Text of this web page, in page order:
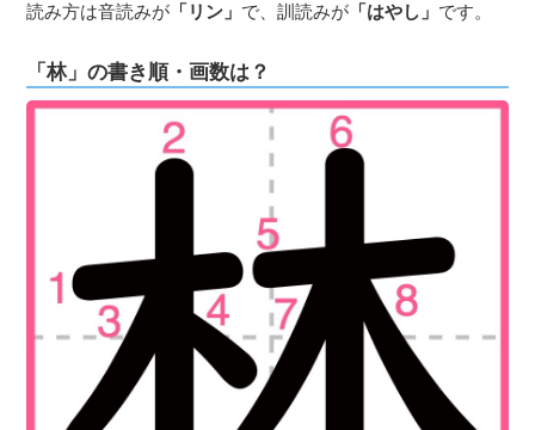
読み方は音読みが 「リン」 で、訓読みが 「はやし」 です。
「林」の書き順・画数は？